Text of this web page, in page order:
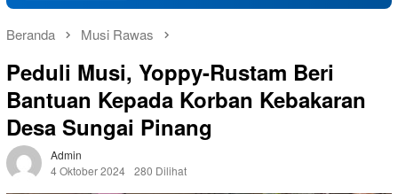
Beranda Musi Rawas
Peduli Musi, Yoppy-Rustam Beri
Bantuan Kepada Korban Kebakaran
Desa Sungai Pinang
Admin
4 Oktober 2024 280 Dilihat